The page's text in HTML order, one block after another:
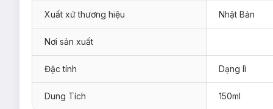
Xuất xứ thương hiệu Nhật Bản
Nơi sản xuất
Đặc tính Dạng lì
Dung Tích 150ml